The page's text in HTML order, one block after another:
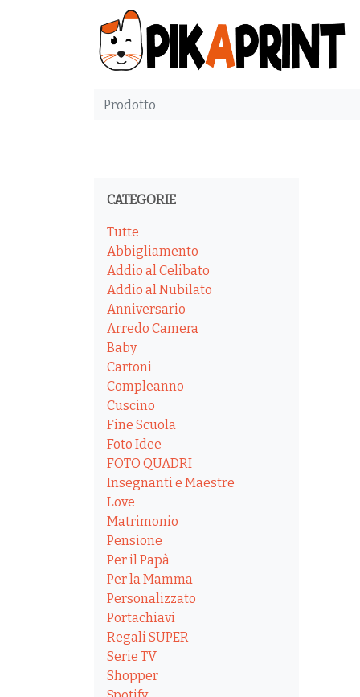
CATEGORIE
Tutte
Abbigliamento
Addio al Celibato
Addio al Nubilato
Anniversario
Arredo Camera
Baby
Cartoni
Compleanno
Cuscino
Fine Scuola
Foto Idee
FOTO QUADRI
Insegnanti e Maestre
Love
Matrimonio
Pensione
Per il Papà
Per la Mamma
Personalizzato
Portachiavi
Regali SUPER
Serie TV
Shopper